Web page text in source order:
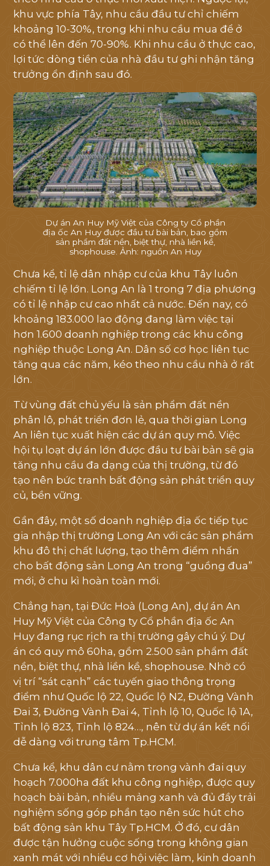
TIỆN ÍCH
MẶT BẰNG
THƯ VIỆN
TIN TỨC
TIẾN ĐỘ
LIÊN HỆ
khu vực phía Tây, nhu cầu đầu tư chỉ chiếm
khoảng 10-30%, trong khi nhu cầu mua để ở
có thể lên đến 70-90%. Khi nhu cầu ở thực cao,
lợi tức dòng tiền của nhà đầu tư ghi nhận tăng
trưởng ổn định sau đó.
Dự án An Huy Mỹ Việt của Công ty Cổ phần
địa ốc An Huy được đầu tư bài bản, bao gồm
sản phẩm đất nền, biệt thự, nhà liền kề,
shophouse. Ảnh: nguồn An Huy
Chưa kể, tỉ lệ dân nhập cư của khu Tây luôn
chiếm tỉ lệ lớn. Long An là 1 trong 7 địa phương
có tỉ lệ nhập cư cao nhất cả nước. Đến nay, có
khoảng 183.000 lao động đang làm việc tại
hơn 1.600 doanh nghiệp trong các khu công
nghiệp thuộc Long An. Dân số cơ học liên tục
tăng qua các năm, kéo theo nhu cầu nhà ở rất
lớn.
Từ vùng đất chủ yếu là sản phẩm đất nền
phân lô, phát triển đơn lẻ, qua thời gian Long
An liên tục xuất hiện các dự án quy mô. Việc
hội tụ loạt dự án lớn được đầu tư bài bản sẽ gia
tăng nhu cầu đa dạng của thị trường, từ đó
tạo nên bức tranh bất động sản phát triển quy
củ, bền vững.
Gần đây, một số doanh nghiệp địa ốc tiếp tục
gia nhập thị trường Long An với các sản phẩm
khu đô thị chất lượng, tạo thêm điểm nhấn
cho bất động sản Long An trong “guồng đua”
mới, ở chu kì hoàn toàn mới.
Chẳng hạn, tại Đức Hoà (Long An), dự án An
Huy Mỹ Việt của Công ty Cổ phần địa ốc An
Huy đang rục rịch ra thị trường gây chú ý. Dự
án có quy mô 60ha, gồm 2.500 sản phẩm đất
nền, biệt thự, nhà liền kề, shophouse. Nhờ có
vị trí “sát cạnh” các tuyến giao thông trọng
điểm như Quốc lộ 22, Quốc lộ N2, Đường Vành
Đai 3, Đường Vành Đai 4, Tỉnh lộ 10, Quốc lộ 1A,
Tỉnh lộ 823, Tỉnh lộ 824…, nên từ dự án kết nối
dễ dàng với trung tâm Tp.HCM.
Chưa kể, khu dân cư nằm trong vành đai quy
hoạch 7.000ha đất khu công nghiệp, được quy
hoạch bài bản, nhiều mảng xanh và đủ đầy trải
nghiệm sống góp phần tạo nên sức hút cho
bất động sản khu Tây Tp.HCM. Ở đó, cư dân
được tận hưởng cuộc sống trong không gian
xanh mát với nhiều cơ hội việc làm, kinh doanh